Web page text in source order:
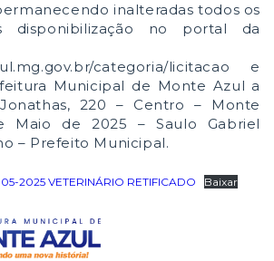
inalteradas todos os
disponibilização no portal da
categoria/licitacao e
Municipal de Monte Azul a
220 – Centro – Monte
Maio de 2025 – Saulo Gabriel
– Prefeito Municipal.
2025 VETERINÁRIO RETIFICADO Baixar